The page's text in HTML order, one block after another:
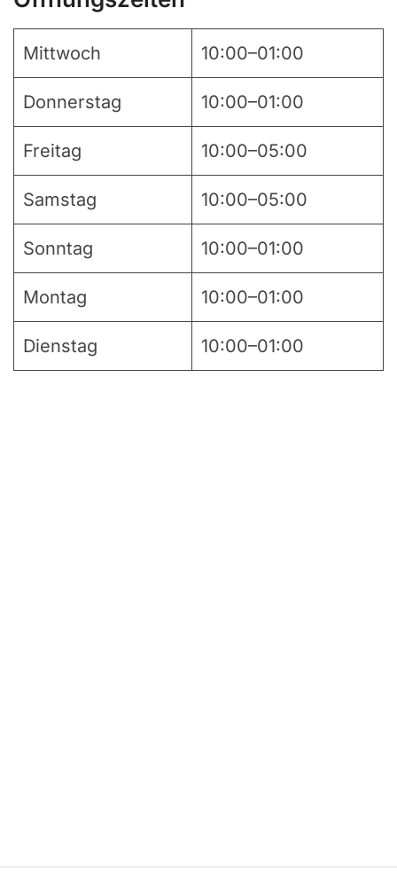
Mittwoch 10:00–01:00
Donnerstag 10:00–01:00
Freitag 10:00–05:00
Samstag 10:00–05:00
Sonntag 10:00–01:00
Montag 10:00–01:00
Dienstag 10:00–01:00